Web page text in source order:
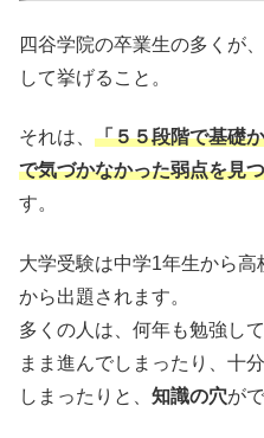
四谷学院の卒業生の多くが、
して挙げること。
それは、 「５５段階で基礎
で気づかなかった弱点を見
す。
大学受験は中学1年生から
から出題されます。
多くの人は、何年も勉強し
まま進んでしまったり、十
しまったりと、 知識の穴が